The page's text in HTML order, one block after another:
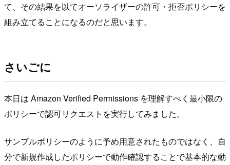
て、その結果を以てオーソライザーの許可・拒否ポリシーを
組み立てることになるのだと思います。
さいごに
本日は Amazon Verified Permissions を理解すべく最小限の
ポリシーで認可リクエストを実行してみました。
サンプルポリシーのように予め用意されたものではなく、自
分で新規作成したポリシーで動作確認することで基本的な動